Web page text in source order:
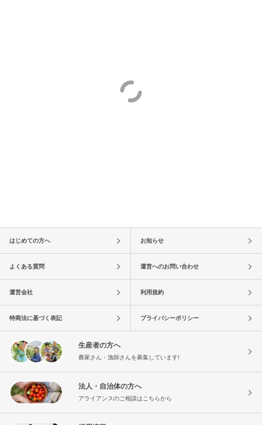
はじめての方へ お知らせ
よくある質問 運営へのお問い合わせ
運営会社 利用規約
特商法に基づく表記 プライバシーポリシー
生産者の方へ
農家さん・漁師さんを募集しています!
法人・自治体の方へ
アライアンスのご相談はこちらから